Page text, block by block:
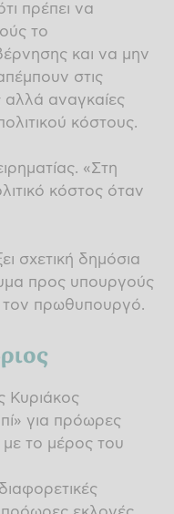
πρέπει να
το
και να μην
στις
αλλά αναγκαίες
κόστους.
«Στη
κόστος όταν
σχετική δημόσια
προς υπουργούς
τον πρωθυπουργό.
Κυριάκος
για πρόωρες
με το μέρος του